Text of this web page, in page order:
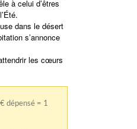
à celui d’êtres
dans le désert
s’annonce
les cœurs
dépensé = 1